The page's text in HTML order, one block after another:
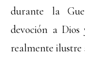
durante la
devoción a Dios
realmente ilustre